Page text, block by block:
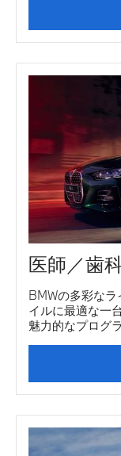
医師／歯
BMWの多彩な
イルに最適な一台
魅力的なプログ